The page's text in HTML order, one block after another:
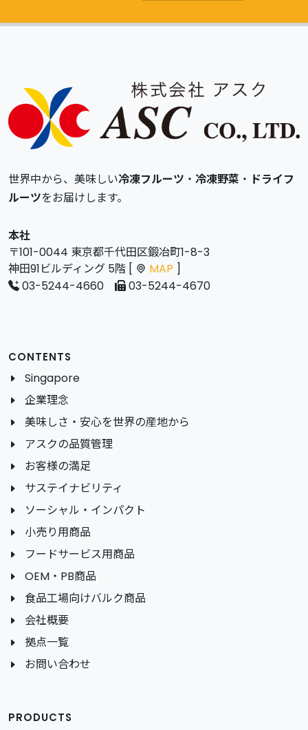
世界中から、美味しい冷凍フルーツ ・ 冷凍野菜 ・ ドライフ
ルーツをお届けします。
本社
〒101-0044 東京都千代田区鍛冶町1-8-3
神田91ビルディング 5階 [
MAP ]
03-5244-4660
03-5244-4670
CONTENTS
Singapore
企業理念
美味しさ・安心を世界の産地から
アスクの品質管理
お客様の満足
サステイナビリティ
ソーシャル・インパクト
小売り用商品
フードサービス用商品
OEM・PB商品
食品工場向けバルク商品
会社概要
拠点一覧
お問い合わせ
PRODUCTS